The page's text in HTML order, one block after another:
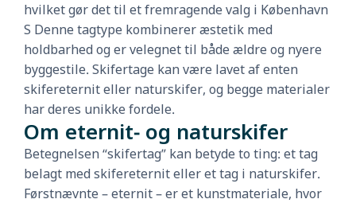
hvilket gør det til et fremragende valg i København
S Denne tagtype kombinerer æstetik med
holdbarhed og er velegnet til både ældre og nyere
byggestile. Skifertage kan være lavet af enten
skifereternit eller naturskifer, og begge materialer
har deres unikke fordele.
Om eternit- og naturskifer
Betegnelsen “skifertag” kan betyde to ting: et tag
belagt med skifereternit eller et tag i naturskifer.
Førstnævnte – eternit – er et kunstmateriale, hvor